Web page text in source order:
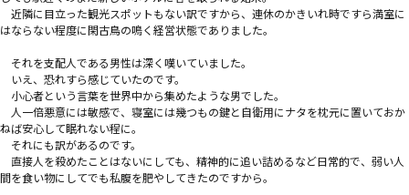
近隣に目立った観光スポットもない訳ですから、連休のかきいれ時ですら満室に
はならない程度に閑古鳥の鳴く経営状態でありました。
それを支配人である男性は深く嘆いていました。
いえ、恐れすら感じていたのです。
小心者という言葉を世界中から集めたような男でした。
人一倍悪意には敏感で、寝室には幾つもの鍵と自衛用にナタを枕元に置いておか
ねば安心して眠れない程に。
それにも訳があるのです。
直接人を殺めたことはないにしても、精神的に追い詰めるなど日常的で、弱い人
間を食い物にしてでも私腹を肥やしてきたのですから。